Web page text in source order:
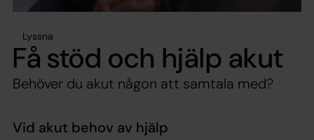
Lyssna
Få stöd och hjälp akut
Behöver du akut någon att samtala med?
Vid akut behov av hjälp